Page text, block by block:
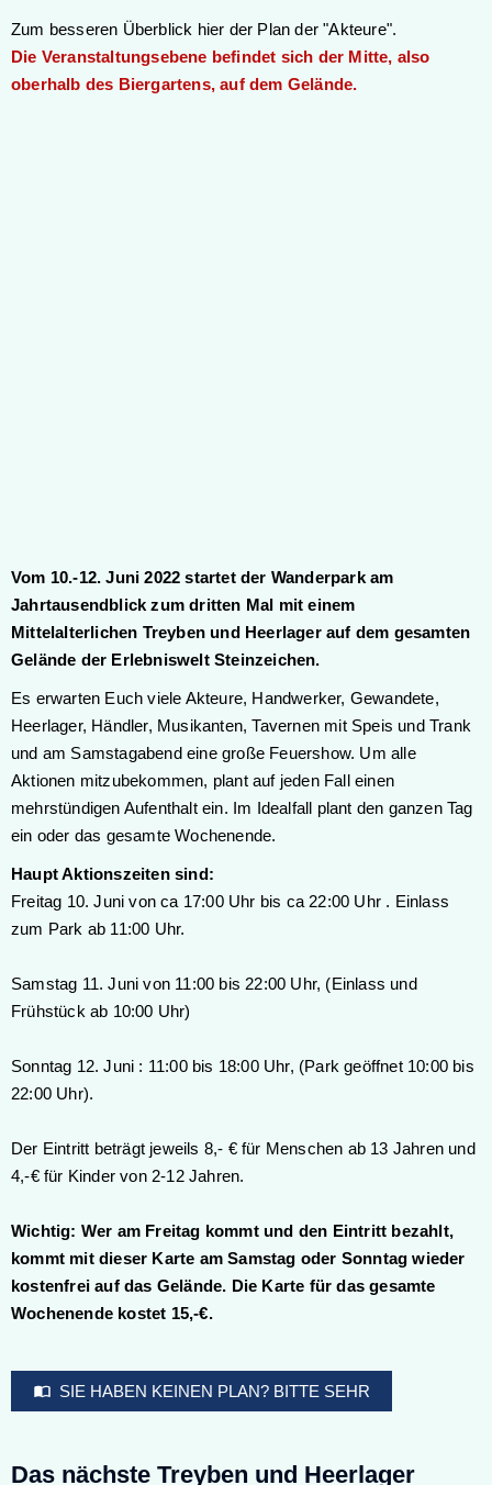
Zum besseren Überblick hier der Plan der "Akteure".
Die Veranstaltungsebene befindet sich der Mitte, also
oberhalb des Biergartens, auf dem Gelände.
Vom 10.-12. Juni 2022 startet der Wanderpark am
Jahrtausendblick zum dritten Mal mit einem
Mittelalterlichen Treyben und Heerlager auf dem gesamten
Gelände der Erlebniswelt Steinzeichen.
Es erwarten Euch viele Akteure, Handwerker, Gewandete,
Heerlager, Händler, Musikanten, Tavernen mit Speis und Trank
und am Samstagabend eine große Feuershow. Um alle
Aktionen mitzubekommen, plant auf jeden Fall einen
mehrstündigen Aufenthalt ein. Im Idealfall plant den ganzen Tag
ein oder das gesamte Wochenende.
Haupt Aktionszeiten sind:
Freitag 10. Juni von ca 17:00 Uhr bis ca 22:00 Uhr . Einlass
zum Park ab 11:00 Uhr.
Samstag 11. Juni von 11:00 bis 22:00 Uhr, (Einlass und
Frühstück ab 10:00 Uhr)
Sonntag 12. Juni : 11:00 bis 18:00 Uhr, (Park geöffnet 10:00 bis
22:00 Uhr).
Der Eintritt beträgt jeweils 8,- € für Menschen ab 13 Jahren und
4,-€ für Kinder von 2-12 Jahren.
Wichtig: Wer am Freitag kommt und den Eintritt bezahlt,
kommt mit dieser Karte am Samstag oder Sonntag wieder
kostenfrei auf das Gelände. Die Karte für das gesamte
Wochenende kostet 15,-€.
SIE HABEN KEINEN PLAN? BITTE SEHR
Das nächste Treyben und Heerlager